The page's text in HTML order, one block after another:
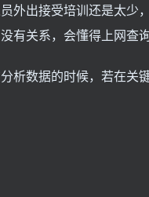
外出接受培训还是太少
有关系，会懂得上网查询
析数据的时候，若在关